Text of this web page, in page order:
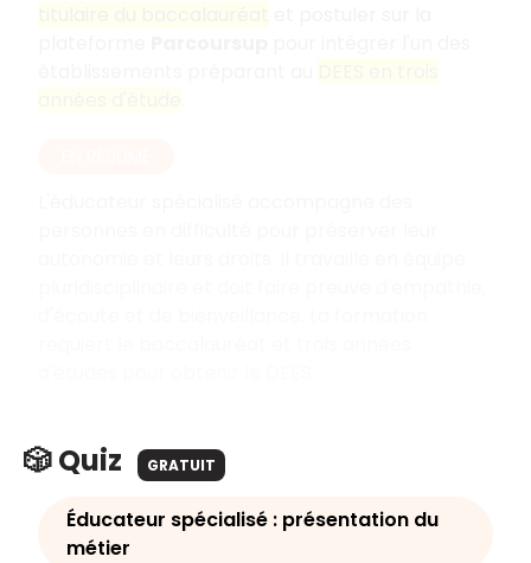
🎲 Quiz GRATUIT
Éducateur spécialisé : présentation du
métier